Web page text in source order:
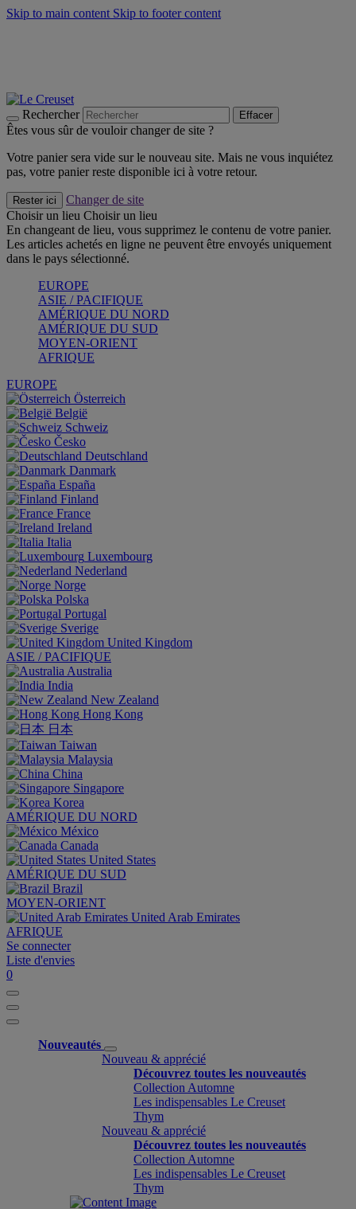
Skip to main content Skip to footer content
Rechercher Effacer
Êtes vous sûr de vouloir changer de site ?
Votre panier sera vide sur le nouveau site. Mais ne vous inquiétez
pas, votre panier reste disponible ici à votre retour.
Rester ici
Changer de site
Choisir un lieu Choisir un lieu
En changeant de lieu, vous supprimez le contenu de votre panier.
Les articles achetés en ligne ne peuvent être envoyés uniquement
dans le pays sélectionné.
EUROPE
ASIE / PACIFIQUE
AMÉRIQUE DU NORD
AMÉRIQUE DU SUD
MOYEN-ORIENT
AFRIQUE
EUROPE
Österreich
België
Schweiz
Česko
Deutschland
Danmark
España
Finland
France
Ireland
Italia
Luxembourg
Nederland
Norge
Polska
Portugal
Sverige
United Kingdom
ASIE / PACIFIQUE
Australia
India
New Zealand
Hong Kong
日本
Taiwan
Malaysia
China
Singapore
Korea
AMÉRIQUE DU NORD
México
Canada
United States
AMÉRIQUE DU SUD
Brazil
MOYEN-ORIENT
United Arab Emirates
AFRIQUE
Se connecter
Liste d'envies
0
Nouveautés
Nouveau & apprécié
Découvrez toutes les nouveautés
Collection Automne
Les indispensables Le Creuset
Thym
Nouveau & apprécié
Découvrez toutes les nouveautés
Collection Automne
Les indispensables Le Creuset
Thym